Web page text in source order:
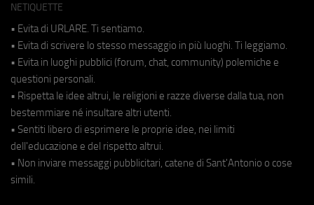
NETIQUETTE
• Evita di URLARE. Ti sentiamo.
• Evita di scrivere lo stesso messaggio in più luoghi. Ti leggiamo.
• Evita in luoghi pubblici (forum, chat, community) polemiche e
questioni personali.
• Rispetta le idee altrui, le religioni e razze diverse dalla tua, non
bestemmiare né insultare altri utenti.
• Sentiti libero di esprimere le proprie idee, nei limiti
dell'educazione e del rispetto altrui.
• Non inviare messaggi pubblicitari, catene di Sant'Antonio o cose
simili.